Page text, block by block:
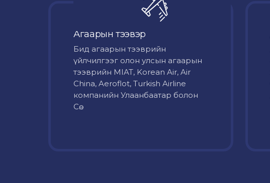
Агаарын тээвэр
Бид агаарын тээврийн
үйлчилгээг олон улсын агаарын
тээврийн MIAT, Korean Air, Air
China, Aeroflot, Turkish Airline
компанийн Улаанбаатар болон
Сө...